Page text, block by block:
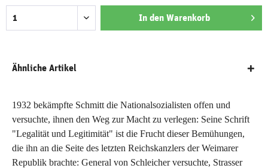
In den Warenkorb
Ähnliche Artikel
1932 bekämpfte Schmitt die Nationalsozialisten offen und
versuchte, ihnen den Weg zur Macht zu verlegen: Seine Schrift
"Legalität und Legitimität" ist die Frucht dieser Bemühungen,
die ihn an die Seite des letzten Reichskanzlers der Weimarer
Republik brachte: General von Schleicher versuchte, Strasser